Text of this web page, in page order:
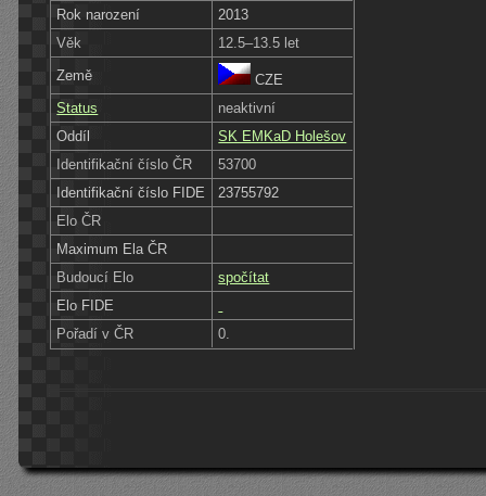
Rok narození
2013
Věk
12.5–13.5 let
Země
CZE
Status
neaktivní
Oddíl
SK EMKaD Holešov
Identifikační číslo ČR
53700
Identifikační číslo FIDE
23755792
Elo ČR
Maximum Ela ČR
Budoucí Elo
spočítat
Elo FIDE
Pořadí v ČR
0.